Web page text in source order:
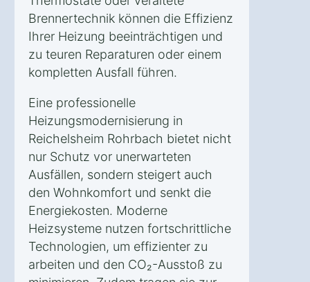
Brennertechnik können die Effizienz
Ihrer Heizung beeinträchtigen und
zu teuren Reparaturen oder einem
kompletten Ausfall führen.
Eine professionelle
Heizungsmodernisierung in
Reichelsheim Rohrbach bietet nicht
nur Schutz vor unerwarteten
Ausfällen, sondern steigert auch
den Wohnkomfort und senkt die
Energiekosten. Moderne
Heizsysteme nutzen fortschrittliche
Technologien, um effizienter zu
arbeiten und den CO₂-Ausstoß zu